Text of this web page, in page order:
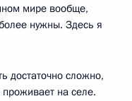
мире вообще,
нужны. Здесь я
достаточно сложно,
на селе.